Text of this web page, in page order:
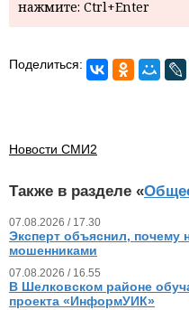
нажмите: Ctrl+Enter
Поделиться:
Новости СМИ2
Также в разделе «
07.08.2026 / 17.30
Эксперт объяснил, почему
мошенниками
07.08.2026 / 16.55
В Шелковском районе
проекта «ИнформУИК»